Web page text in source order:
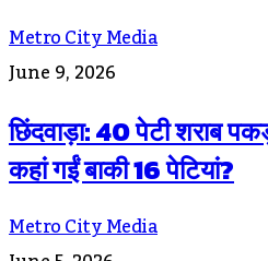
Metro City Media
June 9, 2026
छिंदवाड़ा: 40 पेटी शराब
कहां गईं बाकी 16 पेटियां?
Metro City Media